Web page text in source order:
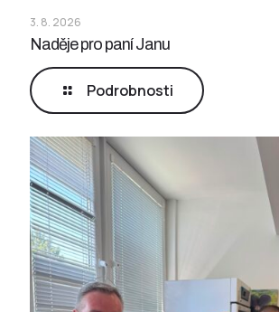
3. 8. 2026
Naděje pro paní Janu
Podrobnosti